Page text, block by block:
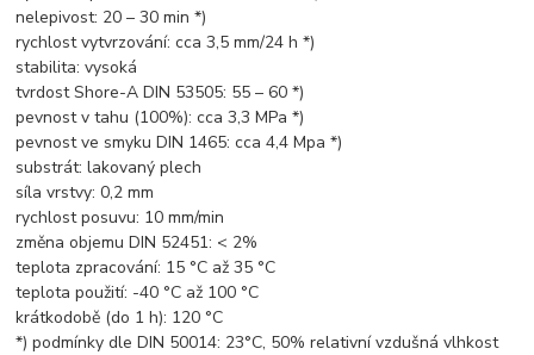
nelepivost: 20 – 30 min *)
rychlost vytvrzování: cca 3,5 mm/24 h *)
stabilita: vysoká
tvrdost Shore-A DIN 53505: 55 – 60 *)
pevnost v tahu (100%): cca 3,3 MPa *)
pevnost ve smyku DIN 1465: cca 4,4 Mpa *)
substrát: lakovaný plech
síla vrstvy: 0,2 mm
rychlost posuvu: 10 mm/min
změna objemu DIN 52451: < 2%
teplota zpracování: 15 °C až 35 °C
teplota použití: -40 °C až 100 °C
krátkodobě (do 1 h): 120 °C
*) podmínky dle DIN 50014: 23°C, 50% relativní vzdušná vlhkost